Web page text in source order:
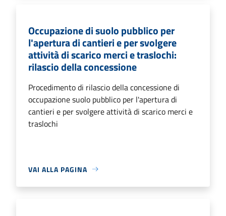
Occupazione di suolo pubblico per
l'apertura di cantieri e per svolgere
attività di scarico merci e traslochi:
rilascio della concessione
Procedimento di rilascio della concessione di
occupazione suolo pubblico per l'apertura di
cantieri e per svolgere attività di scarico merci e
traslochi
VAI ALLA PAGINA